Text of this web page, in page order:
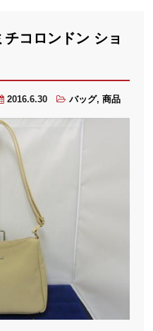
コロンドン ショ
2016.6.30 バッグ, 商品